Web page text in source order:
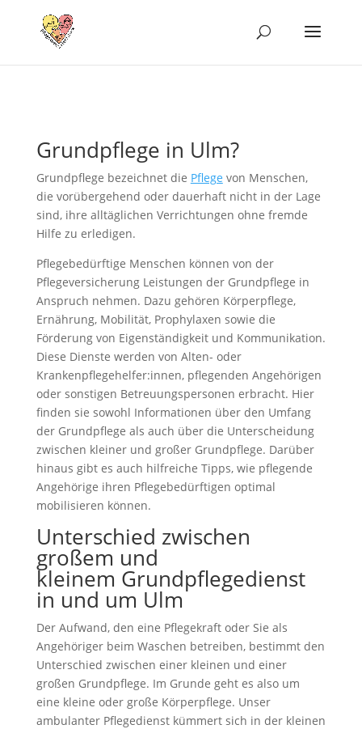
Grundpflege in Ulm?
Grundpflege bezeichnet die Pflege von Menschen,
die vorübergehend oder dauerhaft nicht in der Lage
sind, ihre alltäglichen Verrichtungen ohne fremde
Hilfe zu erledigen.
Pflegebedürftige Menschen können von der
Pflegeversicherung Leistungen der Grundpflege in
Anspruch nehmen. Dazu gehören Körperpflege,
Ernährung, Mobilität, Prophylaxen sowie die
Förderung von Eigenständigkeit und Kommunikation.
Diese Dienste werden von Alten- oder
Krankenpflegehelfer:innen, pflegenden Angehörigen
oder sonstigen Betreuungspersonen erbracht. Hier
finden sie sowohl Informationen über den Umfang
der Grundpflege als auch über die Unterscheidung
zwischen kleiner und großer Grundpflege. Darüber
hinaus gibt es auch hilfreiche Tipps, wie pflegende
Angehörige ihren Pflegebedürftigen optimal
mobilisieren können.
Unterschied zwischen
großem und
kleinem Grundpflegedienst
in und um Ulm
Der Aufwand, den eine Pflegekraft oder Sie als
Angehöriger beim Waschen betreiben, bestimmt den
Unterschied zwischen einer kleinen und einer
großen Grundpflege. Im Grunde geht es also um
eine kleine oder große Körperpflege. Unser
ambulanter Pflegedienst kümmert sich in der kleinen